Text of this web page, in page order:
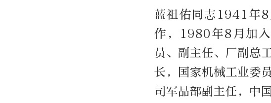
蓝祖佑同志1941年
作，1980年8月加
员、副主任、厂副总
长，国家机械工业委
司军品部副主任，中